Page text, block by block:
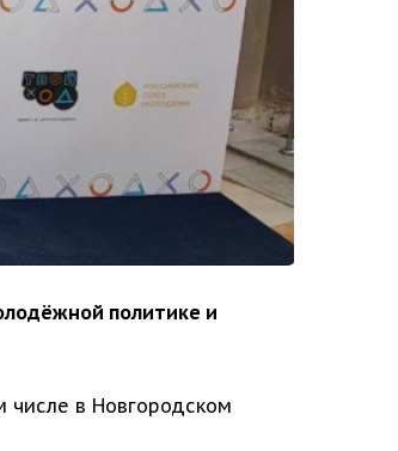
политике и
числе в Новгородском